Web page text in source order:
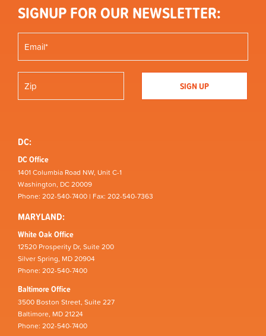
SIGNUP FOR OUR NEWSLETTER:
DC:
DC Office
1401 Columbia Road NW, Unit C-1
Washington, DC 20009
Phone: 202-540-7400 | Fax: 202-540-7363
MARYLAND:
White Oak Office
12520 Prosperity Dr, Suite 200
Silver Spring, MD 20904
Phone: 202-540-7400
Baltimore Office
3500 Boston Street, Suite 227
Baltimore, MD 21224
Phone: 202-540-7400